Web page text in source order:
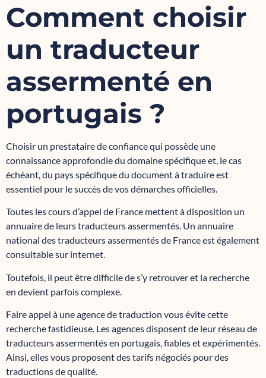
Comment choisir
un traducteur
assermenté en
portugais ?
Choisir un prestataire de confiance qui possède une
connaissance approfondie du domaine spécifique et, le cas
échéant, du pays spécifique du document à traduire est
essentiel pour le succès de vos démarches officielles.
Toutes les cours d’appel de France mettent à disposition un
annuaire de leurs traducteurs assermentés. Un annuaire
national des traducteurs assermentés de France est également
consultable sur internet.
Toutefois, il peut être difficile de s’y retrouver et la recherche
en devient parfois complexe.
Faire appel à une agence de traduction vous évite cette
recherche fastidieuse. Les agences disposent de leur réseau de
traducteurs assermentés en portugais, fiables et expérimentés.
Ainsi, elles vous proposent des tarifs négociés pour des
traductions de qualité.